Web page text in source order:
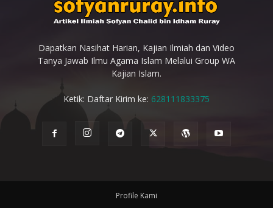
Dapatkan Nasihat Harian, Kajian Ilmiah dan Video
Tanya Jawab Ilmu Agama Islam Melalui Group WA
Kajian Islam.
Ketik: Daftar Kirim ke: 628111833375
Profile Kami